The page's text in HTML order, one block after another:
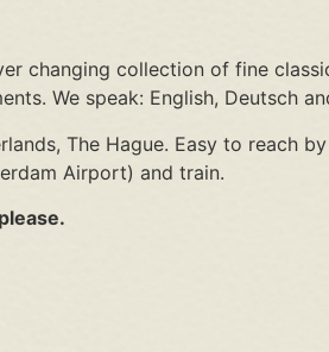
changing collection of fine
We speak: English, Deutsch
The Hague. Easy to reach
Airport) and train.